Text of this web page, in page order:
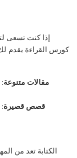
إذا كنت تسعى
كورس القراءة يقدم
مقالات متنوعة:
قصص قصيرة
الكتابة تعد من